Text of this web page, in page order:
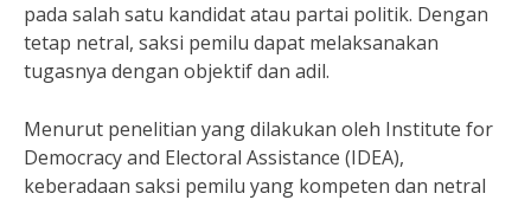
pada salah satu kandidat atau partai politik. Dengan
tetap netral, saksi pemilu dapat melaksanakan
tugasnya dengan objektif dan adil.
Menurut penelitian yang dilakukan oleh Institute for
Democracy and Electoral Assistance (IDEA),
keberadaan saksi pemilu yang kompeten dan netral